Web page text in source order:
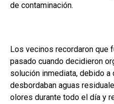
de contaminación.
Los vecinos recordaron que
pasado cuando decidieron
solución inmediata, debido a
desbordaban aguas
olores durante todo el día y